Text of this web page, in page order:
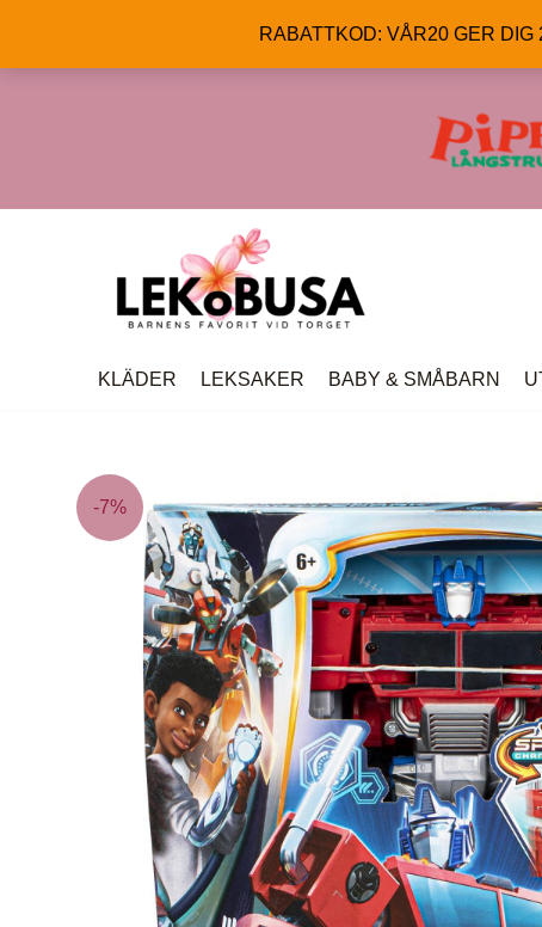
RABATTKOD: VÅR20 GER
KLÄDER LEKSAKER BABY & SMÅBARN
-7%